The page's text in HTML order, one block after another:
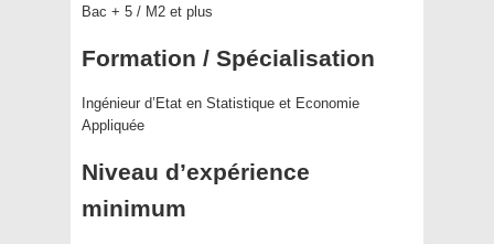
Bac + 5 / M2 et plus
Formation / Spécialisation
Ingénieur d’Etat en Statistique et Economie
Appliquée
Niveau d’expérience
minimum